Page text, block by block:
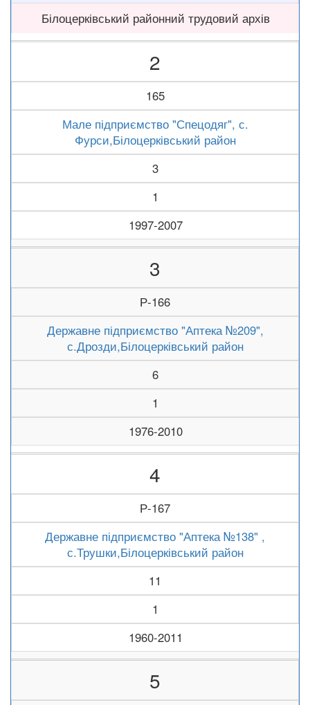
Білоцерківський районний трудовий архів
2
165
Мале підприємство "Спецодяг", с.
Фурси,Білоцерківський район
3
1
1997-2007
3
Р-166
Державне підприємство "Аптека №209",
с.Дрозди,Білоцерківський район
6
1
1976-2010
4
Р-167
Державне підприємство "Аптека №138" ,
с.Трушки,Білоцерківський район
11
1
1960-2011
5